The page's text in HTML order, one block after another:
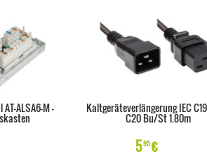
ALSA6-M - Kaltgeräteverlängerung IEC
C20 Bu/St 1.80m
595€